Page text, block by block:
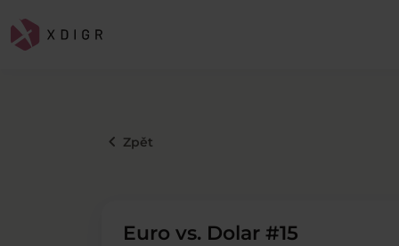
keyboard_arrow_left Zpět
Euro vs. Dolar #15